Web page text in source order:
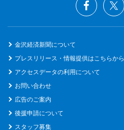
金沢経済新聞について
プレスリリース・情報提供はこちらから
アクセスデータの利用について
お問い合わせ
広告のご案内
後援申請について
スタッフ募集